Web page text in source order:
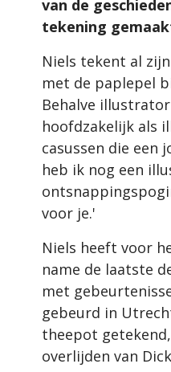
van de
tekening
Niels tekent al
met de paplepel
Behalve
hoofdzakelijk als
casussen die een
heb ik nog een
voor je.'
Niels heeft voor
name de laatste
met
gebeurd in
theepot
overlijden van